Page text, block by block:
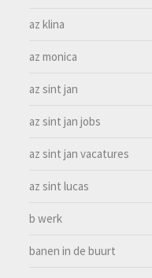
az klina
az monica
az sint jan
az sint jan jobs
az sint jan vacatures
az sint lucas
b werk
banen in de buurt